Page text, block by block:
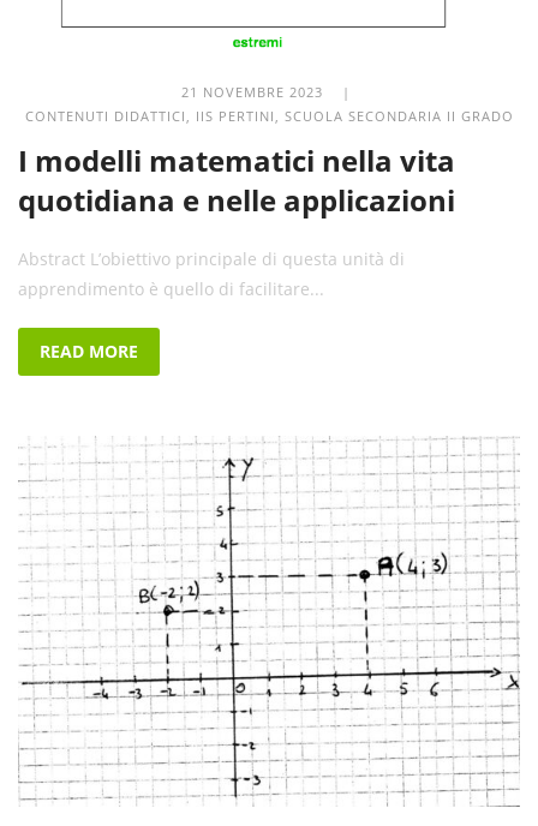
21 NOVEMBRE 2023 |
CONTENUTI DIDATTICI , IIS PERTINI , SCUOLA SECONDARIA II GRADO
I modelli matematici nella vita
quotidiana e nelle applicazioni
Abstract L’obiettivo principale di questa unità di
apprendimento è quello di facilitare...
READ MORE